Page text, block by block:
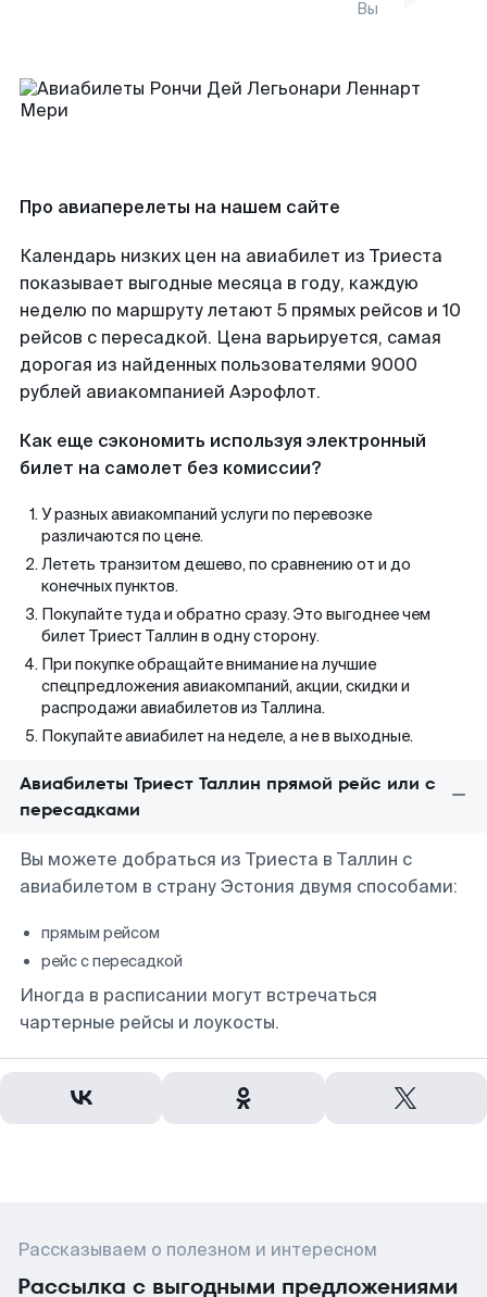
Вы
Про авиаперелеты на нашем сайте
Календарь низких цен на авиабилет из Триеста
показывает выгодные месяца в году, каждую
неделю по маршруту летают 5 прямых рейсов и 10
рейсов с пересадкой. Цена варьируется, самая
дорогая из найденных пользователями 9000
рублей авиакомпанией Аэрофлот.
Как еще сэкономить используя электронный
билет на самолет без комиссии?
У разных авиакомпаний услуги по перевозке
различаются по цене.
Лететь транзитом дешево, по сравнению от и до
конечных пунктов.
Покупайте туда и обратно сразу. Это выгоднее чем
билет Триест Таллин в одну сторону.
При покупке обращайте внимание на лучшие
спецпредложения авиакомпаний, акции, скидки и
распродажи авиабилетов из Таллина.
Покупайте авиабилет на неделе, а не в выходные.
Авиабилеты Триест Таллин прямой рейс или с
пересадками
Вы можете добраться из Триеста в Таллин с
авиабилетом в страну Эстония двумя способами:
прямым рейсом
рейс с пересадкой
Иногда в расписании могут встречаться
чартерные рейсы и лоукосты.
Рассказываем о полезном и интересном
Рассылка с выгодными предложениями